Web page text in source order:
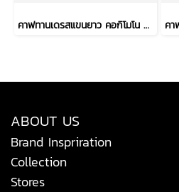
คาฟทานเดรสแขนยาว คอกิโมโน - สีดำ : ลายวงพู่กันหนา และเส้นตารางสเก็ตช์
ABOUT US
Brand Inspriration
Collection
Stores